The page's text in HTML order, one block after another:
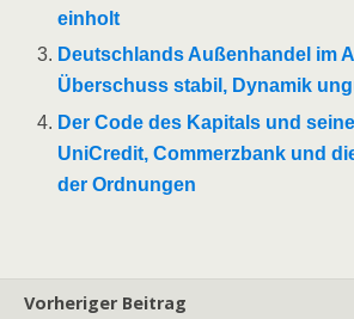
einholt
Deutschlands Außenhandel im
Überschuss stabil, Dynamik
Der Code des Kapitals und
UniCredit, Commerzbank und
der Ordnungen
Vorheriger Beitrag